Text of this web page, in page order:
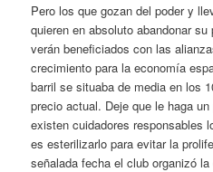
Pero los que gozan del poder y
quieren en absoluto abandonar
verán beneficiados con las
crecimiento para la economía
barril se situaba de media en los
precio actual. Deje que le haga
existen cuidadores responsables
es esterilizarlo para evitar la
señalada fecha el club organizó